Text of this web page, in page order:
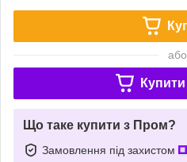
або
Купити
Що таке купити з Пром?
Замовлення під захистом